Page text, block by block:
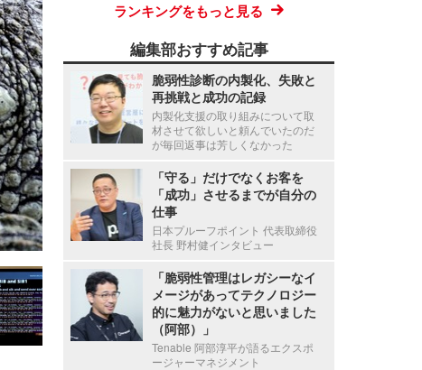
ランキングをもっと見る
編集部おすすめ記事
脆弱性診断の内製化、失敗と
再挑戦と成功の記録
内製化支援の取り組みについて取
材させて欲しいと頼んでいたのだ
が毎回返事は芳しくなかった
「守る」だけでなくお客を
「成功」させるまでが自分の
仕事
日本プルーフポイント 代表取締役
社長 野村健インタビュー
「脆弱性管理はレガシーなイ
メージがあってテクノロジー
的に魅力がないと思いました
（阿部）」
Tenable 阿部淳平が語るエクスポ
ージャーマネジメント